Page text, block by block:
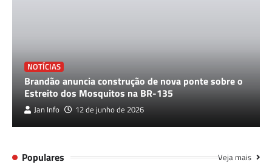
NOTÍCIAS
Brandão anuncia construção de nova ponte sobre o
Estreito dos Mosquitos na BR-135
Jan Info 12 de junho de 2026
Populares Veja mais